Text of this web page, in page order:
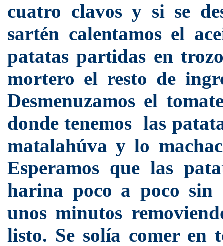
cuatro clavos y si se
sartén calentamos el
patatas partidas en
mortero el resto de
Desmenuzamos el
donde tenemos las
matalahúva y lo
Esperamos que las
harina poco a poco sin
unos minutos
listo. Se solía comer en